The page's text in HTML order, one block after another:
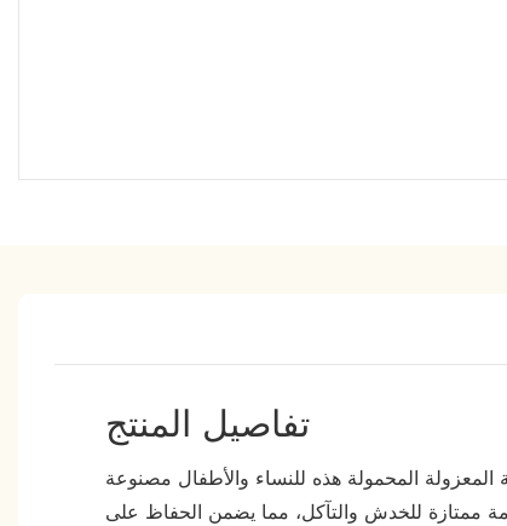
تفاصيل المنتج
المعزولة المحمولة هذه للنساء والأطفال مصنوعة
ممتازة للخدش والتآكل، مما يضمن الحفاظ على